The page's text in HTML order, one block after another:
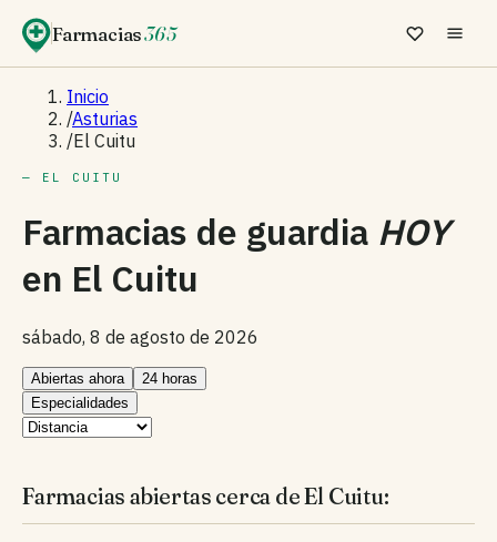
Farmacias365
Inicio
/Asturias
/El Cuitu
— EL CUITU
Farmacias de guardia HOY
en El Cuitu
sábado, 8 de agosto de 2026
Abiertas ahora
24 horas
Especialidades
Farmacias abiertas cerca de El Cuitu: